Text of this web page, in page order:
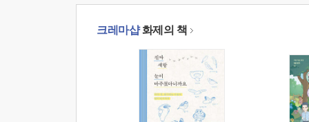
크레마샵화제의 책